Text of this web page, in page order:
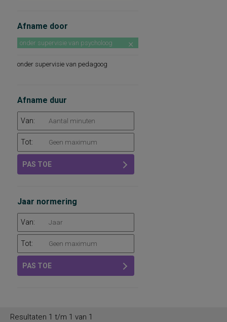
Afname door
onder supervisie van psycholoog
onder supervisie van pedagoog
Afname duur
Van:
Tot:
PAS TOE
Jaar normering
Van:
Tot:
PAS TOE
Resultaten 1 t/m 1 van 1